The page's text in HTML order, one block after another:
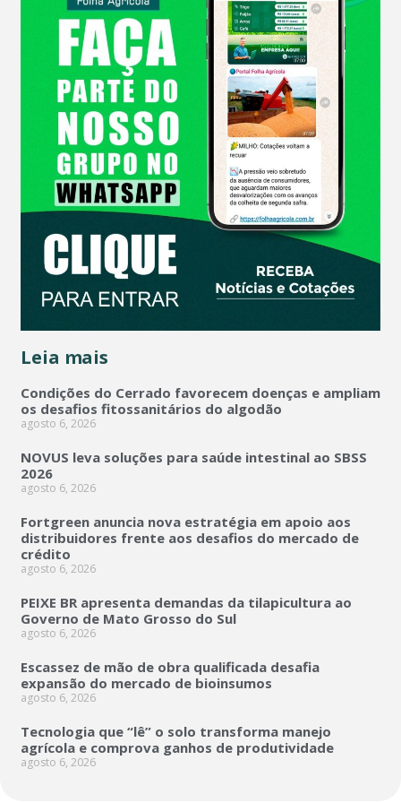
Leia mais
Condições do Cerrado favorecem doenças e ampliam
os desafios fitossanitários do algodão
agosto 6, 2026
NOVUS leva soluções para saúde intestinal ao SBSS
2026
agosto 6, 2026
Fortgreen anuncia nova estratégia em apoio aos
distribuidores frente aos desafios do mercado de
crédito
agosto 6, 2026
PEIXE BR apresenta demandas da tilapicultura ao
Governo de Mato Grosso do Sul
agosto 6, 2026
Escassez de mão de obra qualificada desafia
expansão do mercado de bioinsumos
agosto 6, 2026
Tecnologia que “lê” o solo transforma manejo
agrícola e comprova ganhos de produtividade
agosto 6, 2026